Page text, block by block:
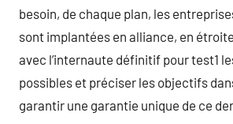
besoin, de chaque plan, les
sont implantées en alliance, en
avec l’internaute définitif pour test1
possibles et préciser les objectifs
garantir une garantie unique de ce